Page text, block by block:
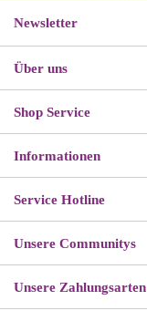
Newsletter
Über uns
Shop Service
Informationen
Service Hotline
Unsere Communitys
Unsere Zahlungsarten